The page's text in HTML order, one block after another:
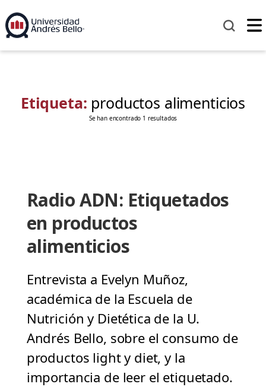
Etiqueta: productos alimenticios
Se han encontrado 1 resultados
Radio ADN: Etiquetados
en productos
alimenticios
Entrevista a Evelyn Muñoz,
académica de la Escuela de
Nutrición y Dietética de la U.
Andrés Bello, sobre el consumo de
productos light y diet, y la
importancia de leer el etiquetado.